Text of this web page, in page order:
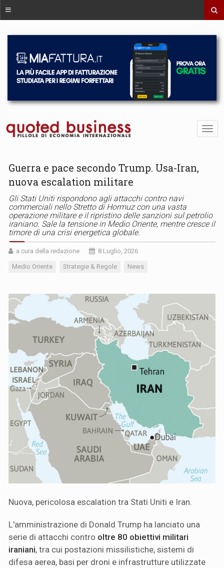
Guerra e pace secondo Trump. Usa-Iran,
nuova escalation militare
Gli Stati Uniti rispondono agli attacchi contro navi
commerciali nello Stretto di Hormuz con una vasta
operazione militare e il ripristino delle sanzioni sul petrolio
iraniano. Sale la tensione in Medio Oriente, mentre cresce il
timore di una crisi energetica globale.
a cura della redazione 8 Luglio, 2026
Medio Oriente Strategie & Regole News
Nuova, pericolosa escalation tra Stati Uniti e Iran.
L'amministrazione di Donald Trump ha lanciato una
serie di attacchi contro oltre 80 obiettivi militari
iraniani, tra cui postazioni missilistiche, sistemi di
difesa aerea, basi per droni e infrastrutture utilizzate